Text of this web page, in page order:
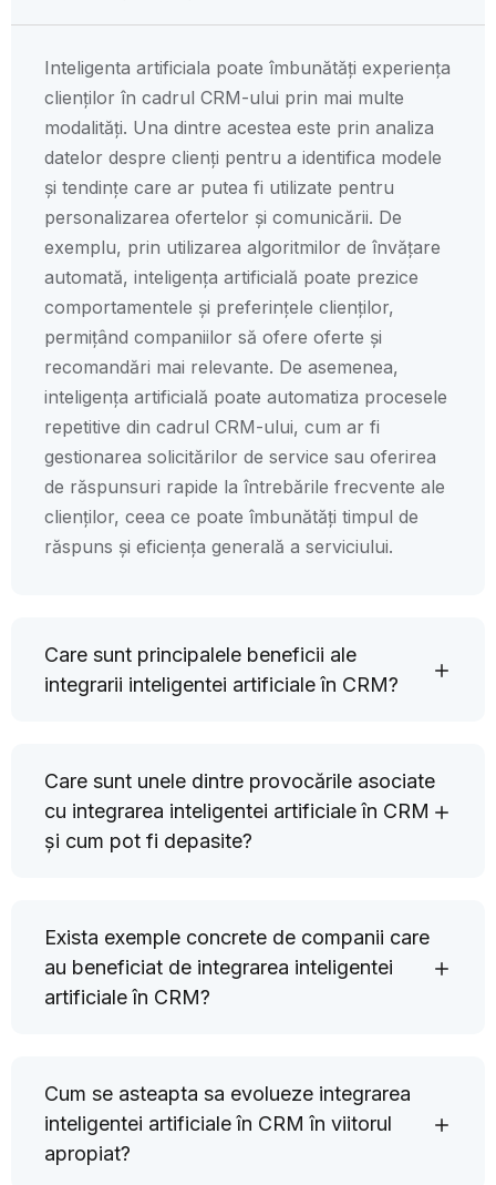
Inteligenta artificiala poate îmbunătăți experiența
clienților în cadrul CRM-ului prin mai multe
modalități. Una dintre acestea este prin analiza
datelor despre clienți pentru a identifica modele
și tendințe care ar putea fi utilizate pentru
personalizarea ofertelor și comunicării. De
exemplu, prin utilizarea algoritmilor de învățare
automată, inteligența artificială poate prezice
comportamentele și preferințele clienților,
permițând companiilor să ofere oferte și
recomandări mai relevante. De asemenea,
inteligența artificială poate automatiza procesele
repetitive din cadrul CRM-ului, cum ar fi
gestionarea solicitărilor de service sau oferirea
de răspunsuri rapide la întrebările frecvente ale
clienților, ceea ce poate îmbunătăți timpul de
răspuns și eficiența generală a serviciului.
Care sunt principalele beneficii ale
integrarii inteligentei artificiale în CRM?
Care sunt unele dintre provocările asociate
cu integrarea inteligentei artificiale în CRM
și cum pot fi depasite?
Exista exemple concrete de companii care
au beneficiat de integrarea inteligentei
artificiale în CRM?
Cum se asteapta sa evolueze integrarea
inteligentei artificiale în CRM în viitorul
apropiat?